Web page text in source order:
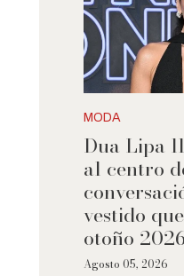
MODA
Dua Lipa
al centro
vestido
otoño
Agosto 05, 2026